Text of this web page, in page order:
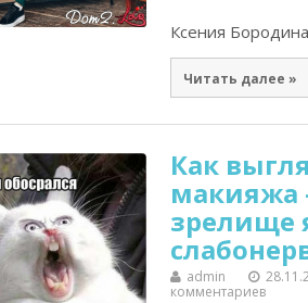
Ксения
Читать далее »
Как
макияжа
зрелище
admin
комментариев